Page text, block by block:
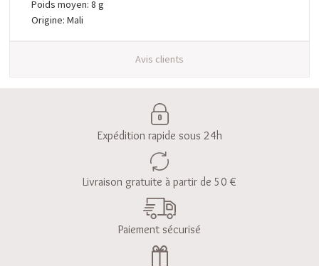
Poids moyen: 8 g
Origine: Mali
Avis clients
Expédition rapide sous 24h
Livraison gratuite à partir de 50 €
Paiement sécurisé